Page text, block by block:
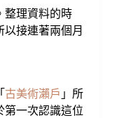
整理資料的時
接連著兩個月
古美術瀨戶 」所
第一次認識這位